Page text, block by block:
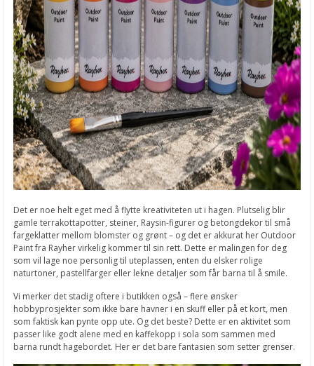
Det er noe helt eget med å flytte kreativiteten ut i hagen. Plutselig blir
gamle terrakottapotter, steiner, Raysin-figurer og betongdekor til små
fargeklatter mellom blomster og grønt – og det er akkurat her Outdoor
Paint fra Rayher virkelig kommer til sin rett. Dette er malingen for deg
som vil lage noe personlig til uteplassen, enten du elsker rolige
naturtoner, pastellfarger eller lekne detaljer som får barna til å smile.
Vi merker det stadig oftere i butikken også – flere ønsker
hobbyprosjekter som ikke bare havner i en skuff eller på et kort, men
som faktisk kan pynte opp ute. Og det beste? Dette er en aktivitet som
passer like godt alene med en kaffekopp i sola som sammen med
barna rundt hagebordet. Her er det bare fantasien som setter grenser.